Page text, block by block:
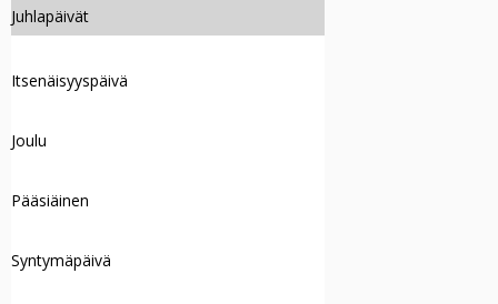
Juhlapäivät
Itsenäisyyspäivä
Joulu
Pääsiäinen
Syntymäpäivä